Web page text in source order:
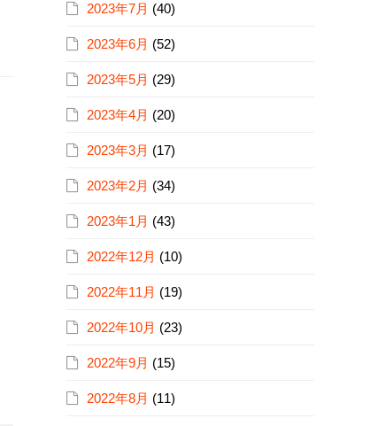
2023年7月 (40)
2023年6月 (52)
2023年5月 (29)
2023年4月 (20)
2023年3月 (17)
2023年2月 (34)
2023年1月 (43)
2022年12月 (10)
2022年11月 (19)
2022年10月 (23)
2022年9月 (15)
2022年8月 (11)